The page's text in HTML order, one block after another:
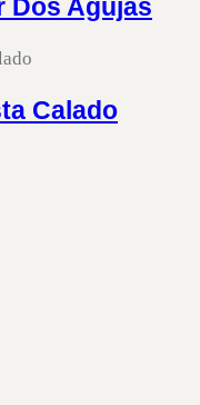
Dos Agujas
Calado